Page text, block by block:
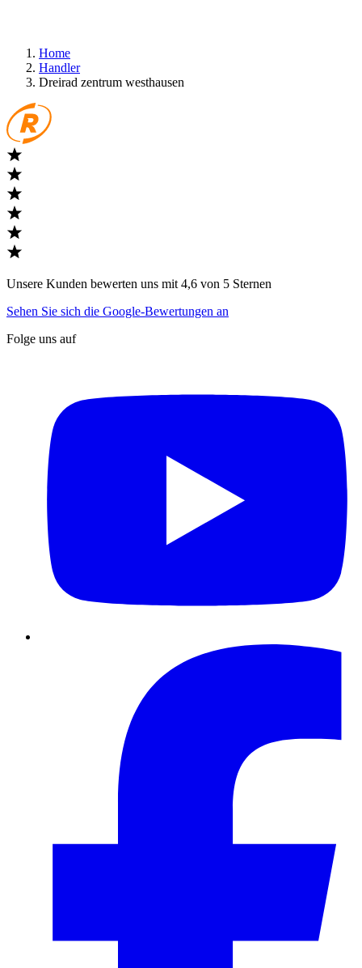
Home
Handler
Dreirad zentrum westhausen
Unsere Kunden bewerten uns mit 4,6 von 5 Sternen
Sehen Sie sich die Google-Bewertungen an
Folge uns auf